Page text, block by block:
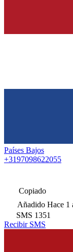
Países Bajos
+3197098622055
Copiado
Añadido Hace 1
SMS 1351
Recibir SMS